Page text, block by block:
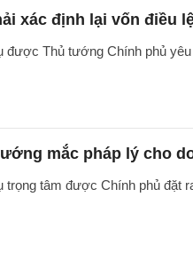
xác định lại vốn điều
Thủ tướng Chính phủ
mắc pháp lý cho
tâm được Chính phủ đặt